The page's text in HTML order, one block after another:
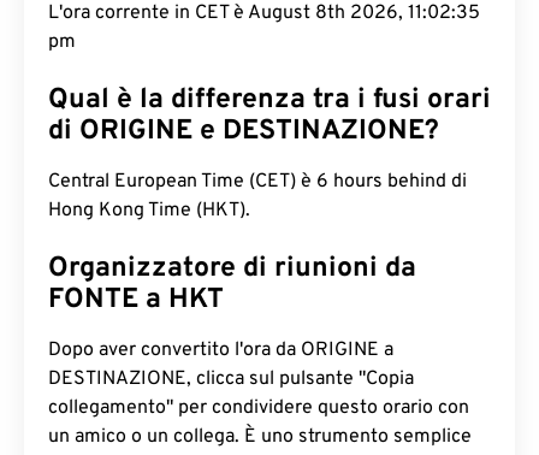
L'ora corrente in CET è August 8th 2026, 11:02:36
pm
Qual è la differenza tra i fusi orari
di ORIGINE e DESTINAZIONE?
Central European Time (CET) è 6 hours behind di
Hong Kong Time (HKT).
Organizzatore di riunioni da
FONTE a HKT
Dopo aver convertito l'ora da ORIGINE a
DESTINAZIONE, clicca sul pulsante "Copia
collegamento" per condividere questo orario con
un amico o un collega. È uno strumento semplice